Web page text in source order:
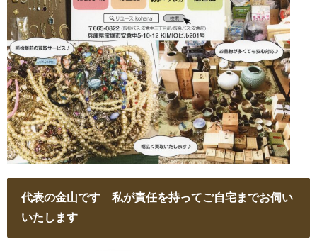
代表の金山です 私が責任を持ってご自宅までお伺い
いたします